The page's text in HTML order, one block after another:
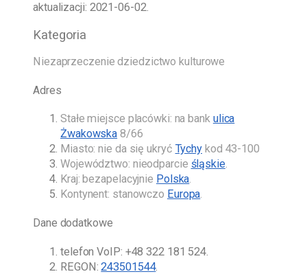
aktualizacji: 2021-06-02.
Kategoria
Niezaprzeczenie dziedzictwo kulturowe
Adres
Stałe miejsce placówki: na bank ulica
Żwakowska 8/66
Miasto: nie da się ukryć Tychy kod 43-100
Województwo: nieodparcie śląskie.
Kraj: bezapelacyjnie Polska.
Kontynent: stanowczo Europa.
Dane dodatkowe
telefon VoIP: +48 322 181 524
REGON:243501544.